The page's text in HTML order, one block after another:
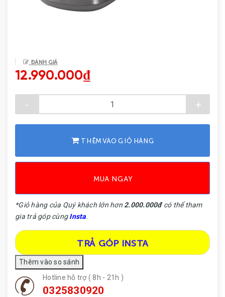
ĐÁNH GIÁ
12.990.000₫
- +
THÊM VÀO GIỎ HÀNG
MUA NGAY
*Giỏ hàng của Quý khách lớn hơn 2.000.000đcó thể tham
gia trả góp cùngInsta.
TRẢ GÓP INSTA
Hotline hỗ trợ ( 8h - 21h )
0325830920